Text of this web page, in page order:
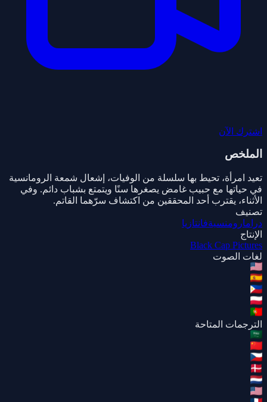
اشترك الآن
الملخص
تعيد امرأة، تحيط بها سلسلة من الوفيات، إشعال شمعة الرومانسية
في حياتها مع حبيب غامض يصغرها سنًا ويتمتع بشباب دائم. وفي
الأثناء، يقترب أحد المحققين من اكتشاف سرّهما القاتم.
تصنيف
درامارومنسيةفانتازيا
الإنتاج
Black Cap Pictures
لغات الصوت
الترجمات المتاحة